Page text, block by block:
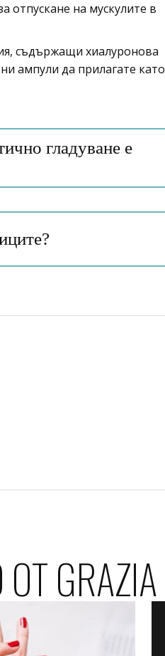
на мускулите в
съдържащи хиалуронова
ампули да прилагате като
гладуване е
GRAZIA